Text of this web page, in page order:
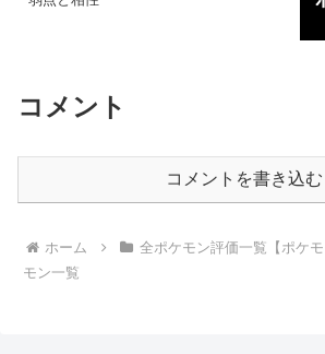
コメント
コメントを書き込む
ホーム 全ポケモン評価一覧【ポケモ
モン一覧